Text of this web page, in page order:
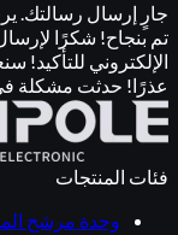
جارٍ إرسال رسالتك.
تم بنجاح! شكرًا
الإلكتروني للتأكيد!
عذرًا! حدثت مشكلة
فئات المنتجات
وحدة مرشح